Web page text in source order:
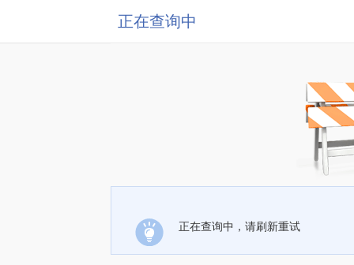
正在查询中
正在查询中，请刷新重试